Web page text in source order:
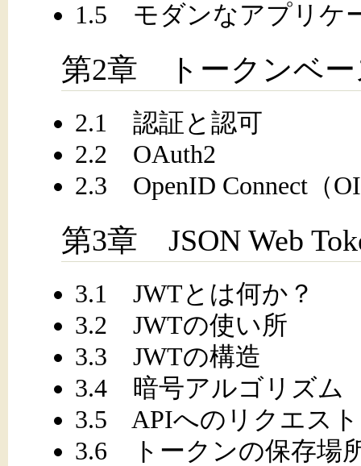
1.5 モダンなアプリケ
第2章 トークンベー
2.1 認証と認可
2.2 OAuth2
2.3 OpenID Connect（
第3章 JSON Web
3.1 JWTとは何か？
3.2 JWTの使い所
3.3 JWTの構造
3.4 暗号アルゴリズム
3.5 APIへのリクエスト
3.6 トークンの保存場